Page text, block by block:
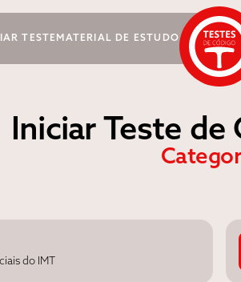
TESTE MATERIAL DE ESTUDO
Iniciar Teste de
do IMT